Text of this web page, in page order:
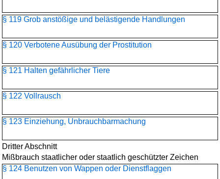
§ 119 Grob anstößige und belästigende Handlungen
§ 120 Verbotene Ausübung der Prostitution
§ 121 Halten gefährlicher Tiere
§ 122 Vollrausch
§ 123 Einziehung, Unbrauchbarmachung
Dritter Abschnitt
Mißbrauch staatlicher oder staatlich geschützter Zeichen
§ 124 Benutzen von Wappen oder Dienstflaggen